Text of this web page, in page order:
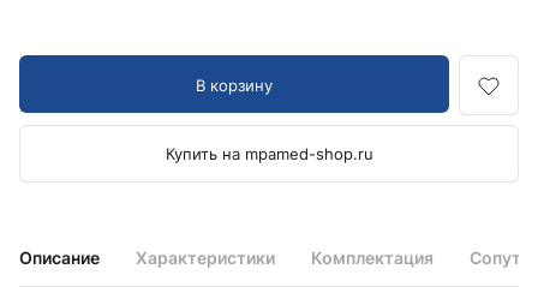
Описание Характеристики Комплектация
В корзину
Купить на mpamed-shop.ru